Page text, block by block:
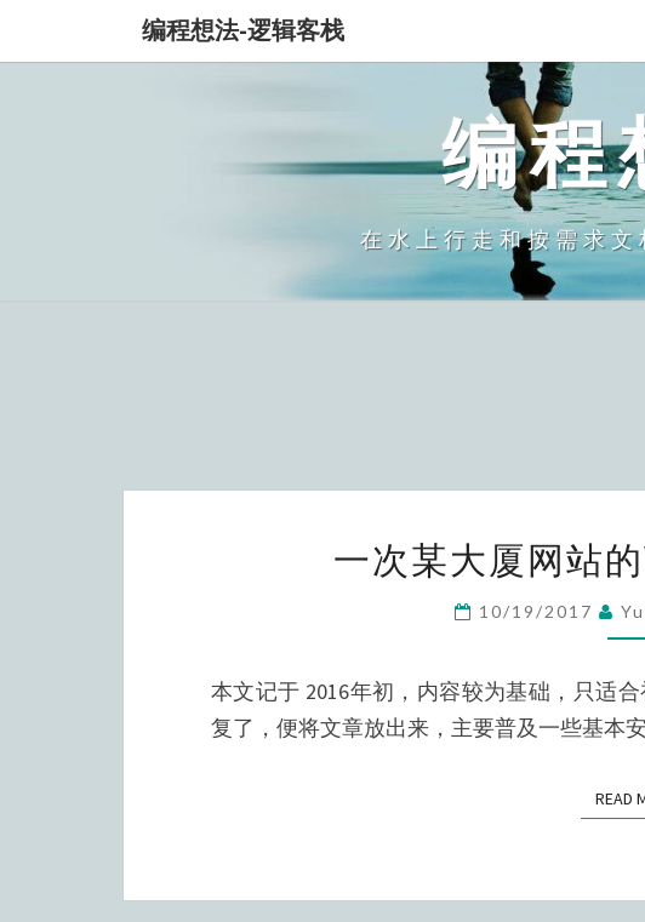
编程想法-逻辑客栈
编程
在水上行走和按需求
一次某大厦网站
10/19/2017
本文记于 2016年初，内容较为基础，只适
复了，便将文章放出来，主要普及一些基本
READ